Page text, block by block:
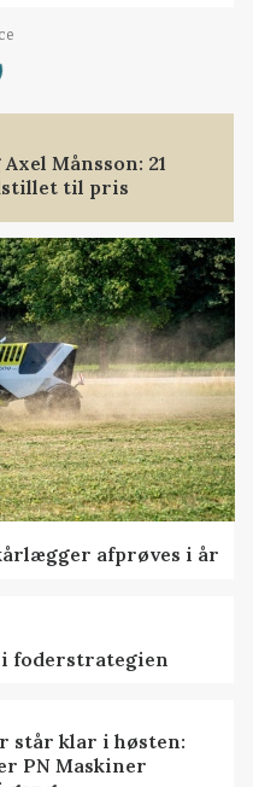
Månsson: 21
til pris
afprøves i år
i foderstrategien
står klar i høsten:
PN Maskiner